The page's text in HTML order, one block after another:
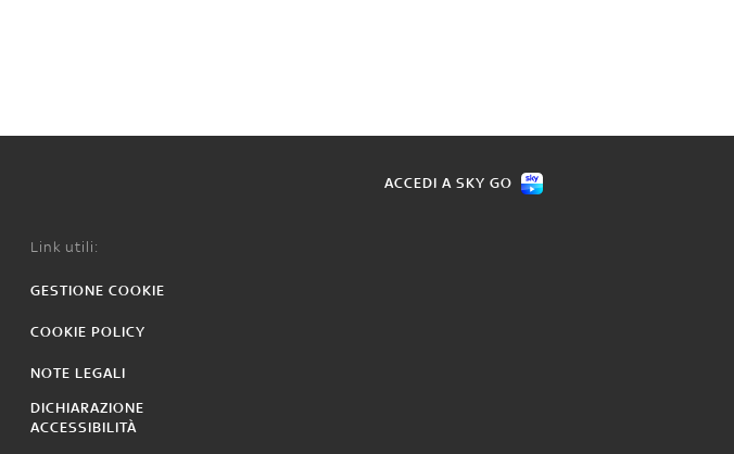
ACCEDI A SKY GO
Link utili:
GESTIONE COOKIE
COOKIE POLICY
NOTE LEGALI
DICHIARAZIONE
ACCESSIBILITÀ